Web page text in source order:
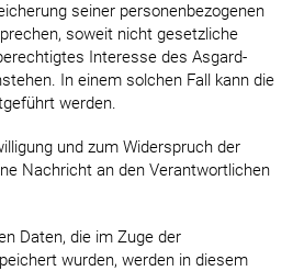
seiner personenbezogenen
soweit nicht gesetzliche
Interesse des Asgard-
In einem solchen Fall kann die
werden.
und zum Widerspruch der
Nachricht an den Verantwortlichen
Daten, die im Zuge der
wurden, werden in diesem